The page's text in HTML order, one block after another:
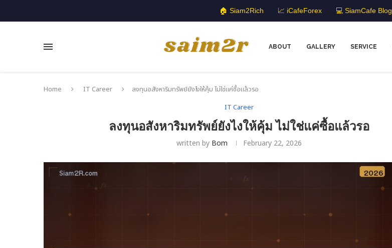
🏠 Siam2Rich 📈 iCafeForex 💻 SiamCafe Blog
ABOUT GALLERY SERVICE
Home IT Career
ลงทุนอสังหาริมทรัพย์ยังไงให้คุ้ม ไม่ใช่แค่ซื้อแล้วรอ
IT Career
ลงทุนอสังหาริมทรัพย์ยังไงให้คุ้ม ไม่ใช่แค่ซื้อแล้วรอ
written by Bom February 22, 2026